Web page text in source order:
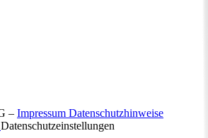
– Impressum Datenschutzhinweise
Datenschutzeinstellungen